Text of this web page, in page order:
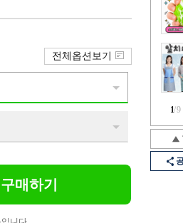
1/9
전체옵션보기
구매하기